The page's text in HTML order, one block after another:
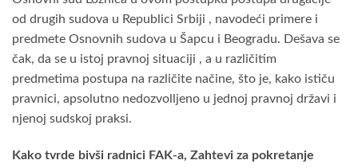
od drugih sudova u Republici Srbiji , navodeći primere i
predmete Osnovnih sudova u Šapcu i Beogradu. Dešava se
čak, da se u istoj pravnoj situaciji , a u različitim
predmetima postupa na različite načine, što je, kako ističu
pravnici, apsolutno nedozvolljeno u jednoj pravnoj državi i
njenoj sudskoj praksi.
Kako tvrde bivši radnici FAK-a, Zahtevi za pokretanje